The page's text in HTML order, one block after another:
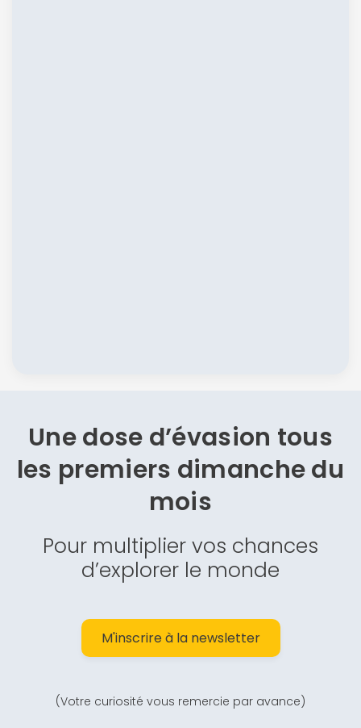
Une dose d’évasion tous
les premiers dimanche du
mois
Pour multiplier vos chances
d’explorer le monde
M'inscrire à la newsletter
(Votre curiosité vous remercie par avance)